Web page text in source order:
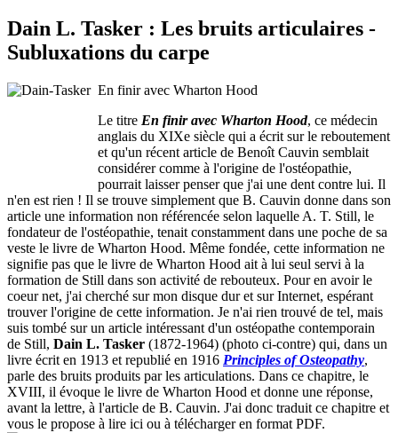
Dain L. Tasker : Les bruits articulaires -
Subluxations du carpe
En finir avec Wharton Hood
Le titre En finir avec Wharton Hood, ce médecin
anglais du XIXe siècle qui a écrit sur le reboutement
et qu'un récent article de Benoît Cauvin semblait
considérer comme à l'origine de l'ostéopathie,
pourrait laisser penser que j'ai une dent contre lui. Il
n'en est rien ! Il se trouve simplement que B. Cauvin donne dans son
article une information non référencée selon laquelle A. T. Still, le
fondateur de l'ostéopathie, tenait constamment dans une poche de sa
veste le livre de Wharton Hood. Même fondée, cette information ne
signifie pas que le livre de Wharton Hood ait à lui seul servi à la
formation de Still dans son activité de rebouteux. Pour en avoir le
coeur net, j'ai cherché sur mon disque dur et sur Internet, espérant
trouver l'origine de cette information. Je n'ai rien trouvé de tel, mais
suis tombé sur un article intéressant d'un ostéopathe contemporain
de Still, Dain L. Tasker (1872-1964) (photo ci-contre) qui, dans un
livre écrit en 1913 et republié en 1916 Principles of Osteopathy,
parle des bruits produits par les articulations. Dans ce chapitre, le
XVIII, il évoque le livre de Wharton Hood et donne une réponse,
avant la lettre, à l'article de B. Cauvin. J'ai donc traduit ce chapitre et
vous le propose à lire ici ou à télécharger en format PDF.